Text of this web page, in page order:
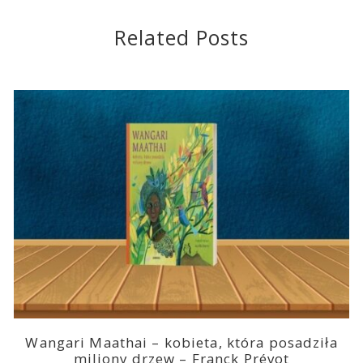
Related Posts
Wangari Maathai – kobieta, która posadziła
miliony drzew – Franck Prévot